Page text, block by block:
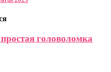
головоломка